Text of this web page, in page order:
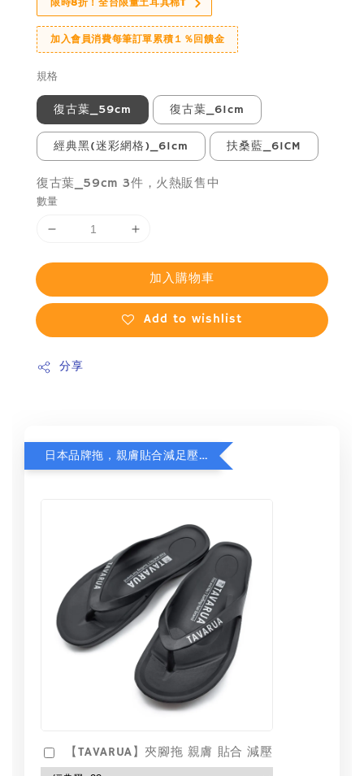
限時8折！全台限量土耳其棉T
加入會員消費每筆訂單累積１％回饋金
規格
復古葉_59cm 復古葉_61cm
經典黑(迷彩網格)_61cm 扶桑藍_61CM
復古葉_59cm 3件，火熱販售中
數量
加入購物車
Add to wishlist
分享
日本品牌拖，親膚貼合減足壓，超值加購75折！
【TAVARUA】夾腳拖 親膚 貼合 減壓